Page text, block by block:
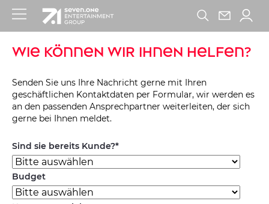
Wie können wir Ihnen Helfen?
Senden Sie uns Ihre Nachricht gerne mit Ihren
geschäftlichen Kontaktdaten per Formular, wir werden es
an den passenden Ansprechpartner weiterleiten, der sich
gerne bei Ihnen meldet.
Sind sie bereits Kunde?*
Budget